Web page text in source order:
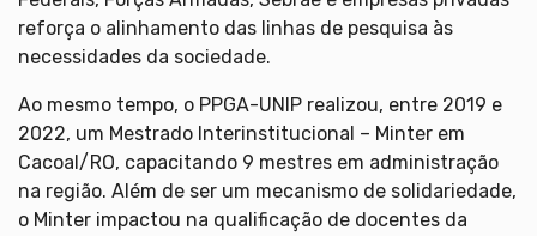
reforça o alinhamento das linhas de pesquisa às
necessidades da sociedade.
Ao mesmo tempo, o PPGA-UNIP realizou, entre 2019 e
2022, um Mestrado Interinstitucional – Minter em
Cacoal/RO, capacitando 9 mestres em administração
na região. Além de ser um mecanismo de solidariedade,
o Minter impactou na qualificação de docentes da